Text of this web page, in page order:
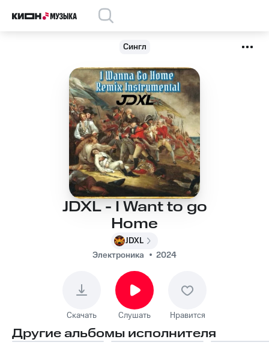
Сингл
JDXL - I Want to go
Home
JDXL
Электроника
2024
Скачать Слушать Нравится
Другие альбомы исполнителя